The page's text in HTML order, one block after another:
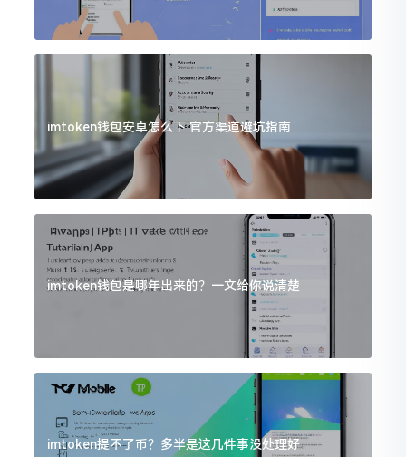
imtoken钱包安卓怎么下 官方渠道避坑指南
imtoken钱包是哪年出来的？一文给你说清楚
imtoken提不了币？多半是这几件事没处理好